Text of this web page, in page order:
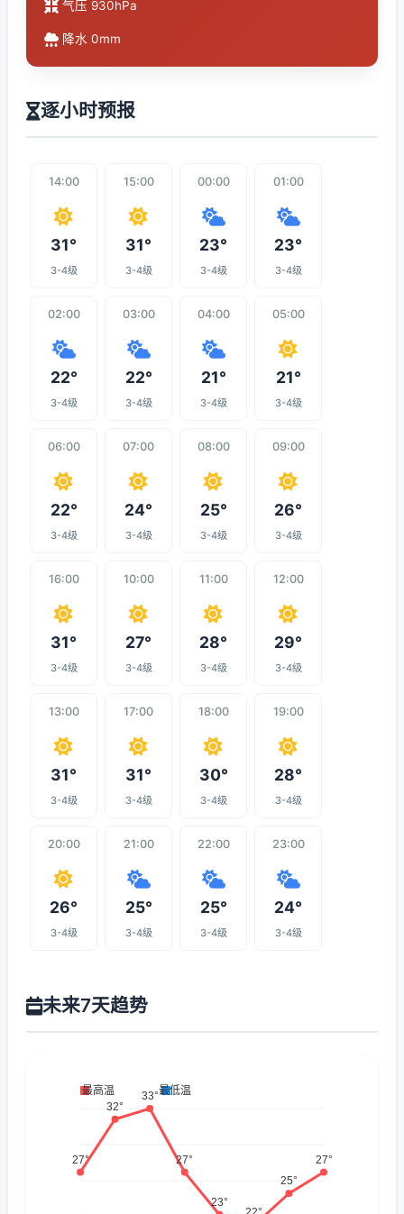
气压 930hPa
降水 0mm
逐小时预报
14:00
31°
3-4级
15:00
31°
3-4级
00:00
23°
3-4级
01:00
23°
3-4级
02:00
22°
3-4级
03:00
22°
3-4级
04:00
21°
3-4级
05:00
21°
3-4级
06:00
22°
3-4级
07:00
24°
3-4级
08:00
25°
3-4级
09:00
26°
3-4级
16:00
31°
3-4级
10:00
27°
3-4级
11:00
28°
3-4级
12:00
29°
3-4级
13:00
31°
3-4级
17:00
31°
3-4级
18:00
30°
3-4级
19:00
28°
3-4级
20:00
26°
3-4级
21:00
25°
3-4级
22:00
25°
3-4级
23:00
24°
3-4级
未来7天趋势